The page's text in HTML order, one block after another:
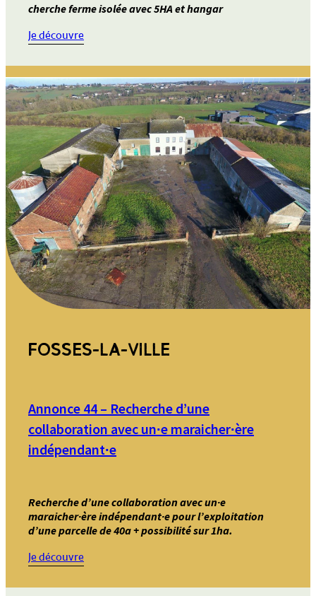
cherche ferme isolée avec 5HA et hangar
Je découvre
Annonce
45
–
cherche
ferme
isolée
avec
5HA
FOSSES-LA-VILLE
Annonce 44 – Recherche d’une
collaboration avec un∙e maraicher∙ère
indépendant∙e
Recherche d’une collaboration avec un∙e
maraicher∙ère indépendant∙e pour l’exploitation
d’une parcelle de 40a + possibilité sur 1ha.
Je découvre
Annonce
44